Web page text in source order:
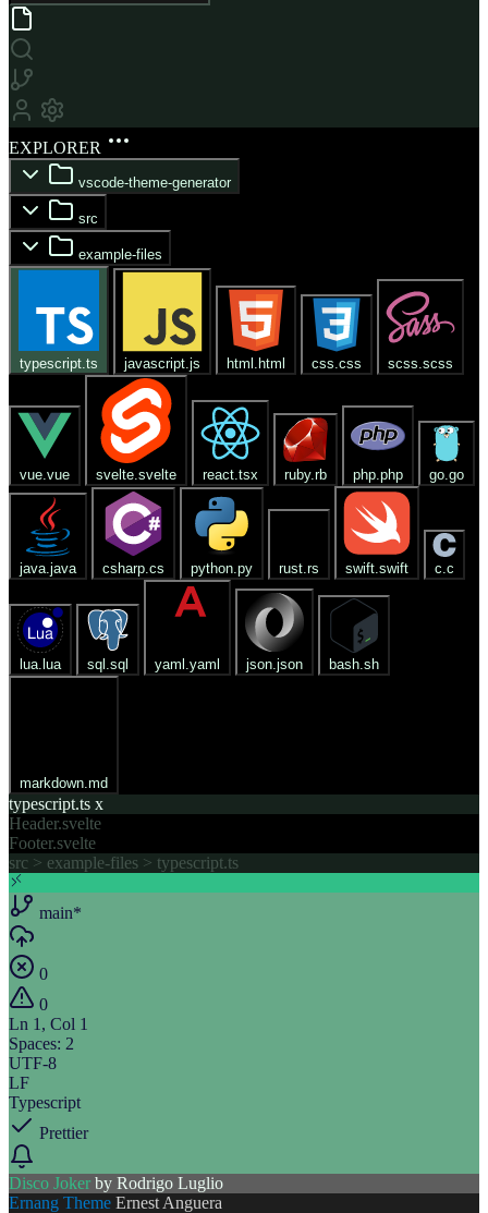
EXPLORER
vscode-theme-generator
src
example-files
typescript.ts javascript.js html.html css.css scss.scss
vue.vue svelte.svelte react.tsx ruby.rb php.php go.go
java.java csharp.cs python.py rust.rs swift.swift c.c
lua.lua sql.sql yaml.yaml json.json bash.sh
markdown.md
typescript.ts x
Header.svelte
Footer.svelte
src > example-files > typescript.ts
main*
0
0
Ln 1, Col 1
Spaces: 2
UTF-8
LF
Typescript
Prettier
Disco Joker by Rodrigo Luglio
Ernang Theme Ernest Anguera